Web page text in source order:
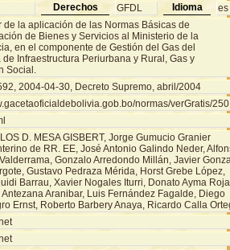
Derechos GFDL Idioma es
de la aplicación de las Normas Básicas de
de Bienes y Servicios al Ministerio de la
en el componente de Gestión del Gas del
de Infraestructura Periurbana y Rural, Gas y
Social.
2004-04-30, Decreto Supremo, abril/2004
normas/verGratis/
D. MESA GISBERT, Jorge Gumucio Granier
de RR. EE, José Antonio Galindo Neder,
Gonzalo Arredondo Millán, Javier
Gustavo Pedraza Mérida, Horst Grebe López,
Barrau, Xavier Nogales Iturri, Donato Ayma
Antezana Aranibar, Luis Fernández Fagalde, Diego
Ernst, Roberto Barbery Anaya, Ricardo Calla